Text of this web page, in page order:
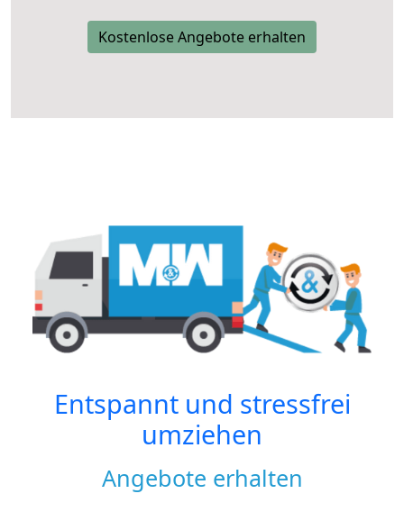
Kostenlose Angebote erhalten
Entspannt und stressfrei
umziehen
Angebote erhalten